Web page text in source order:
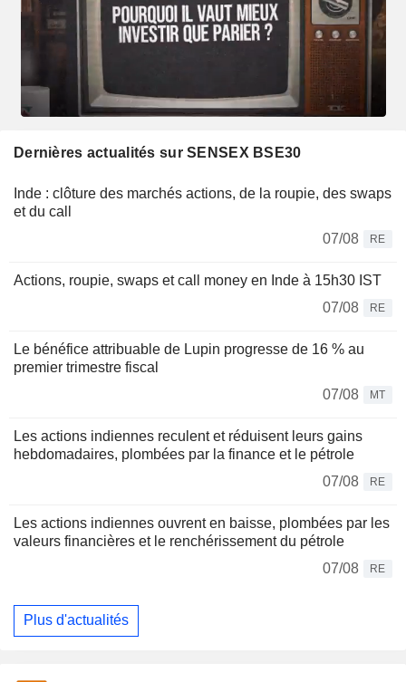
Dernières actualités sur SENSEX BSE30
Inde : clôture des marchés actions, de la roupie, des swaps
et du call
07/08
RE
Actions, roupie, swaps et call money en Inde à 15h30 IST
07/08
RE
Le bénéfice attribuable de Lupin progresse de 16 % au
premier trimestre fiscal
07/08
MT
Les actions indiennes reculent et réduisent leurs gains
hebdomadaires, plombées par la finance et le pétrole
07/08
RE
Les actions indiennes ouvrent en baisse, plombées par les
valeurs financières et le renchérissement du pétrole
07/08
RE
Plus d'actualités